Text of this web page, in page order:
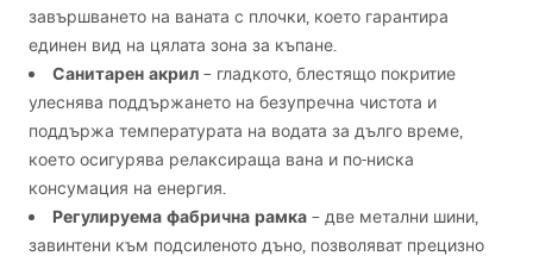
завършването на ваната с плочки, което гарантира
единен вид на цялата зона за къпане.
Санитарен акрил – гладкото, блестящо покритие
улеснява поддържането на безупречна чистота и
поддържа температурата на водата за дълго време,
което осигурява релаксираща вана и по-ниска
консумация на енергия.
Регулируема фабрична рамка – две метални шини,
завинтени към подсиленото дъно, позволяват прецизно